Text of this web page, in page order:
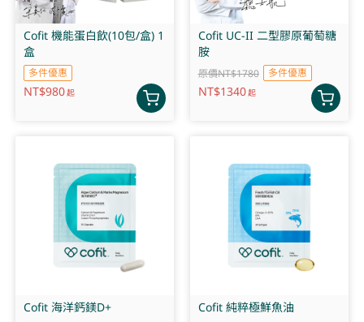
Cofit 機能蛋白飲(10包/盒) 1
盒
多件優惠
NT$980起
Cofit UC-II 二型膠原葡萄糖
胺
原價NT$1780 多件優惠
NT$1340起
Cofit 海洋鈣鎂D+ Cofit 純粹極鮮魚油